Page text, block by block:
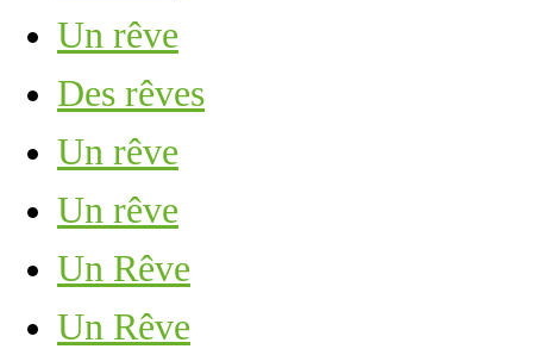
Un rêve
Des rêves
Un rêve
Un rêve
Un Rêve
Un Rêve